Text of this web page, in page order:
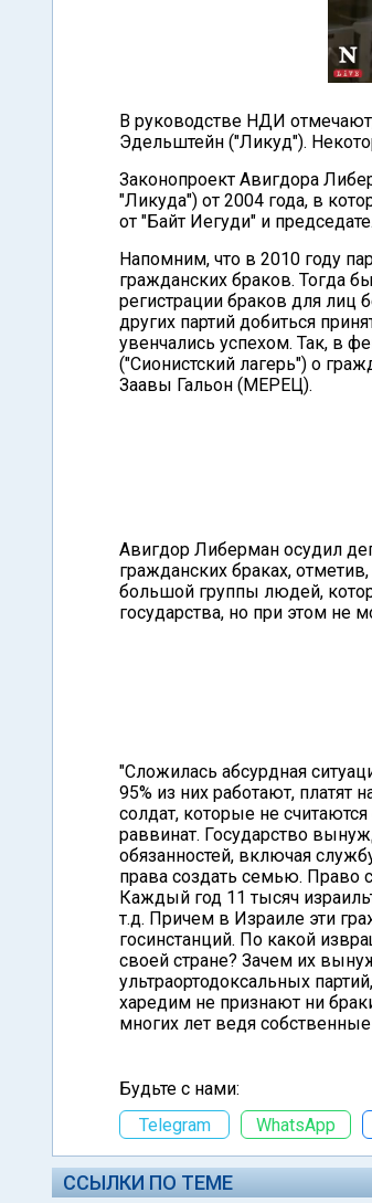
В руководстве НДИ
Эдельштейн ("Ликуд").
Законопроект Авигдора
"Ликуда") от 2004 года, в
от "Байт Иегуди" и
Напомним, что в 2010 году
гражданских браков. Тогда
регистрации браков для лиц
других партий добиться
увенчались успехом. Так, в
("Сионистский лагерь") о
Заавы Гальон (МЕРЕЦ).
Авигдор Либерман осудил
гражданских браках,
большой группы людей,
государства, но при этом не
"Сложилась абсурдная
95% из них работают,
солдат, которые не
раввинат. Государство
обязанностей, включая
права создать семью. Право
Каждый год 11 тысяч
т.д. Причем в Израиле эти
госинстанций. По какой
своей стране? Зачем их
ультраортодоксальных
харедим не признают ни
многих лет ведя
Будьте с нами:
Telegram
WhatsApp
ССЫЛКИ ПО ТЕМЕ